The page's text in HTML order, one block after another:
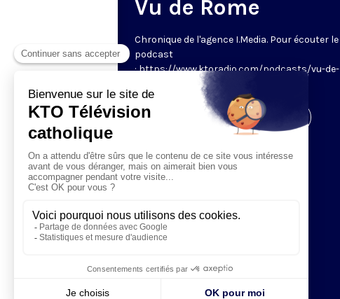
Vu de Rome
Chronique de l'agence I.Media. Pour écouter le
podcast
: https://www.ktoradio.com/podcasts/vu-de-
Visiter la page de l'émission